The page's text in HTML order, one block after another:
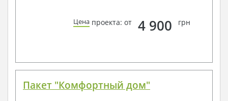
Цена проекта: от 4 900 грн
Пакет "Комфортный дом"